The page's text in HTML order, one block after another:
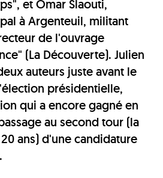
et Omar Slaouti,
à Argenteuil, militant
de l'ouvrage
(La Découverte). Julien
auteurs juste avant le
présidentielle,
qui a encore gagné en
au second tour (la
ans) d'une candidature